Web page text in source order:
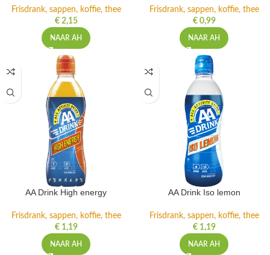
Frisdrank, sappen, koffie, thee
€2,15
NAAR AH
Frisdrank, sappen, koffie, thee
€0,99
NAAR AH
AA Drink High energy
Frisdrank, sappen, koffie, thee
€1,19
NAAR AH
AA Drink Iso lemon
Frisdrank, sappen, koffie, thee
€1,19
NAAR AH